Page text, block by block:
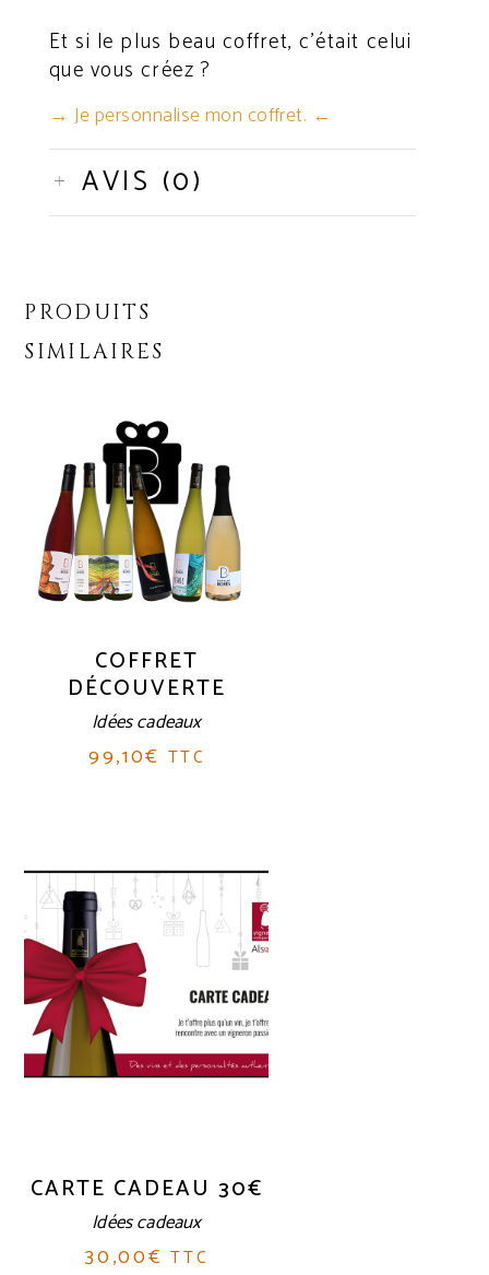
Et si le plus beau coffret, c’était celui
que vous créez ?
→ Je personnalise mon coffret. ←
AVIS (0)
PRODUITS
SIMILAIRES
COFFRET
DÉCOUVERTE
Idées cadeaux
99,10€ TTC
CARTE CADEAU 30€
Idées cadeaux
30,00€ TTC